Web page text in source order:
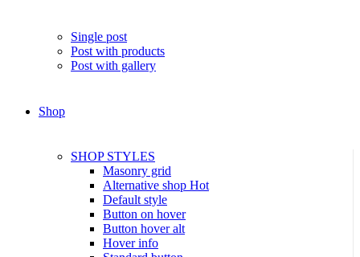
Single post
Post with products
Post with gallery
Shop
SHOP STYLES
Masonry grid
Alternative shop Hot
Default style
Button on hover
Button hover alt
Hover info